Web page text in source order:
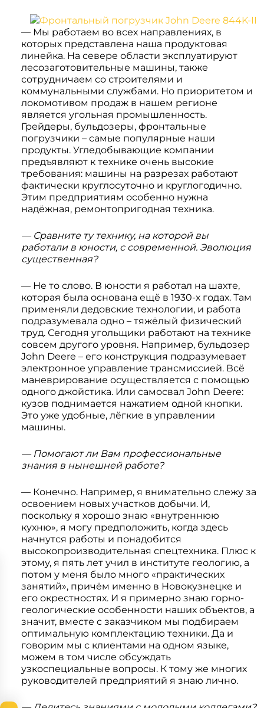
— Мы работаем во всех направлениях, в
которых представлена наша продуктовая
линейка. На севере области эксплуатируют
лесозаготовительные машины, также
сотрудничаем со строителями и
коммунальными службами. Но приоритетом и
локомотивом продаж в нашем регионе
является угольная промышленность.
Грейдеры, бульдозеры, фронтальные
погрузчики – самые популярные наши
продукты. Угледобывающие компании
предъявляют к технике очень высокие
требования: машины на разрезах работают
фактически круглосуточно и круглогодично.
Этим предприятиям особенно нужна
надёжная, ремонтопригодная техника.
— Сравните ту технику, на которой вы
работали в юности, с современной. Эволюция
существенная?
— Не то слово. В юности я работал на шахте,
которая была основана ещё в 1930-х годах. Там
применяли дедовские технологии, и работа
подразумевала одно – тяжёлый физический
труд. Сегодня угольщики работают на технике
совсем другого уровня. Например, бульдозер
John Deere – его конструкция подразумевает
электронное управление трансмиссией. Всё
маневрирование осуществляется с помощью
одного джойстика. Или самосвал John Deere:
кузов поднимается нажатием одной кнопки.
Это уже удобные, лёгкие в управлении
машины.
— Помогают ли Вам профессиональные
знания в нынешней работе?
— Конечно. Например, я внимательно слежу за
освоением новых участков добычи. И,
поскольку я хорошо знаю «внутреннюю
кухню», я могу предположить, когда здесь
начнутся работы и понадобится
высокопроизводительная спецтехника. Плюс к
этому, я пять лет учил в институте геологию, а
потом у меня было много «практических
занятий», причём именно в Новокузнецке и
его окрестностях. И я примерно знаю горно-
геологические особенности наших объектов, а
значит, вместе с заказчиком мы подбираем
оптимальную комплектацию техники. Да и
говорим мы с клиентами на одном языке,
можем в том числе обсуждать
узкоспециальные вопросы. К тому же многих
руководителей предприятий я знаю лично.